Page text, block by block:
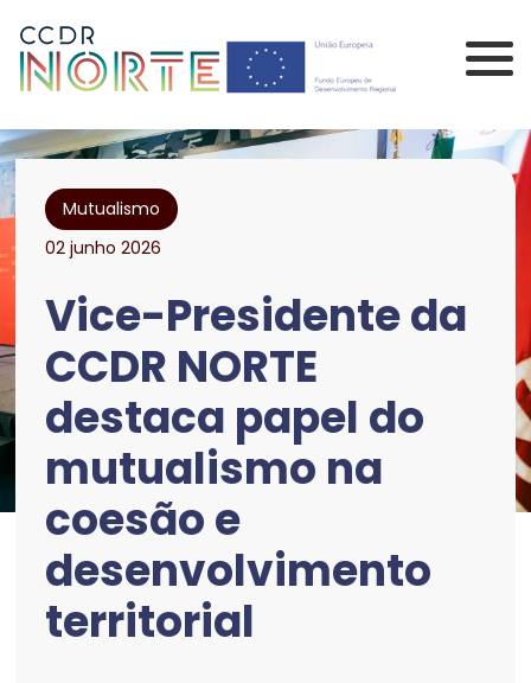
Comissão de
Mutualismo
02 junho 2026
Vice-Presidente da
CCDR NORTE
destaca papel do
mutualismo na
coesão e
desenvolvimento
territorial